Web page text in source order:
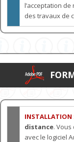
l’acceptation
des travaux de
INSTALLATION
distance.
avec le logiciel